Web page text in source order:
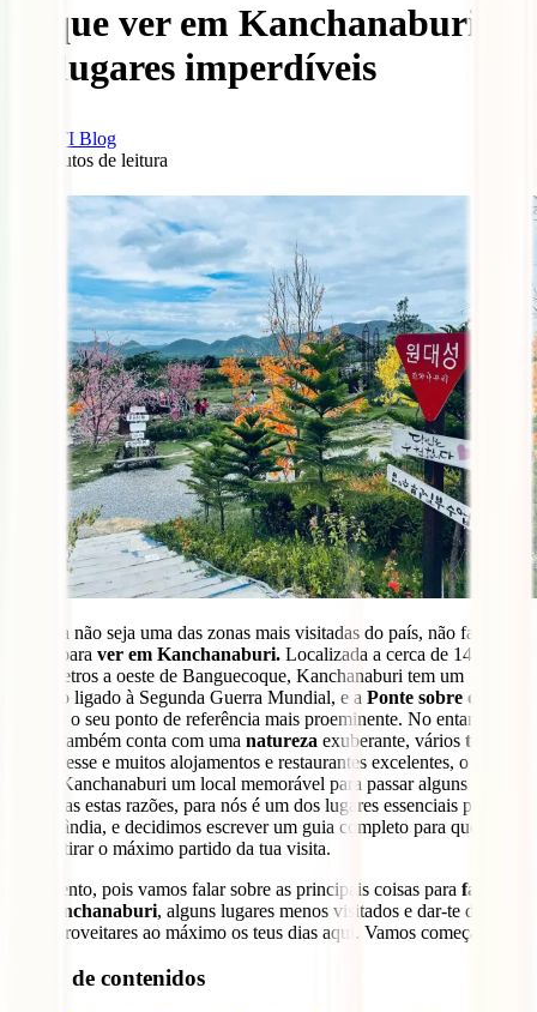
O que ver em Kanchanaburi:
12 lugares imperdíveis
IATI Blog
minutos de leitura
Embora não seja uma das zonas mais visitadas do país, não faltam
coisas para ver em Kanchanaburi. Localizada a cerca de 140
quilómetros a oeste de Banguecoque, Kanchanaburi tem um
passado ligado à Segunda Guerra Mundial, e a Ponte sobre o Rio
é o seu ponto de referência mais proeminente. No entanto, a
região também conta com uma natureza exuberante, vários templos
de interesse e muitos alojamentos e restaurantes excelentes, o que
faz de Kanchanaburi um local memorável para passar alguns dias.
Por todas estas razões, para nós é um dos lugares essenciais para ver
na Tailândia, e decidimos escrever um guia completo para que
possas tirar o máximo partido da tua visita.
Fica atento, pois vamos falar sobre as principais coisas para fazer
em Kanchanaburi, alguns lugares menos visitados e dar-te dicas
para aproveitares ao máximo os teus dias aqui. Vamos começar!
Tabla de contenidos